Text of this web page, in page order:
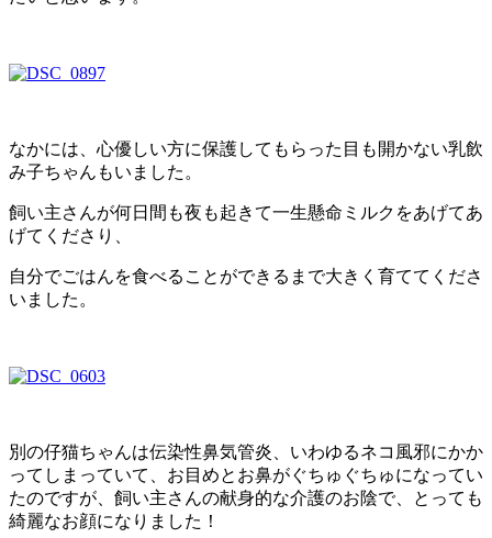
なかには、心優しい方に保護してもらった目も開かない乳飲
み子ちゃんもいました。
飼い主さんが何日間も夜も起きて一生懸命ミルクをあげてあ
げてくださり、
自分でごはんを食べることができるまで大きく育ててくださ
いました。
別の仔猫ちゃんは伝染性鼻気管炎、いわゆるネコ風邪にかか
ってしまっていて、お目めとお鼻がぐちゅぐちゅになってい
たのですが、飼い主さんの献身的な介護のお陰で、とっても
綺麗なお顔になりました！